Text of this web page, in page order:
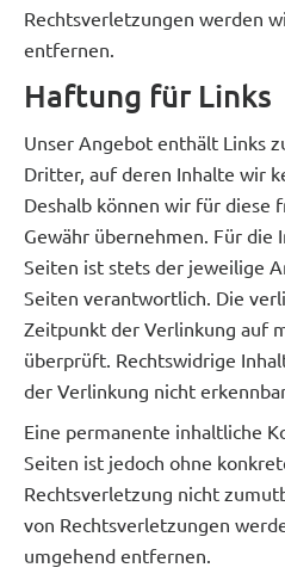
Rechtsverletzungen werden
entfernen.
Haftung für Links
Unser Angebot enthält Links
Dritter, auf deren Inhalte wir
Deshalb können wir für diese
Gewähr übernehmen. Für die
Seiten ist stets der jeweilige
Seiten verantwortlich. Die
Zeitpunkt der Verlinkung auf
überprüft. Rechtswidrige
der Verlinkung nicht
Eine permanente inhaltliche
Seiten ist jedoch ohne
Rechtsverletzung nicht
von Rechtsverletzungen
umgehend entfernen.